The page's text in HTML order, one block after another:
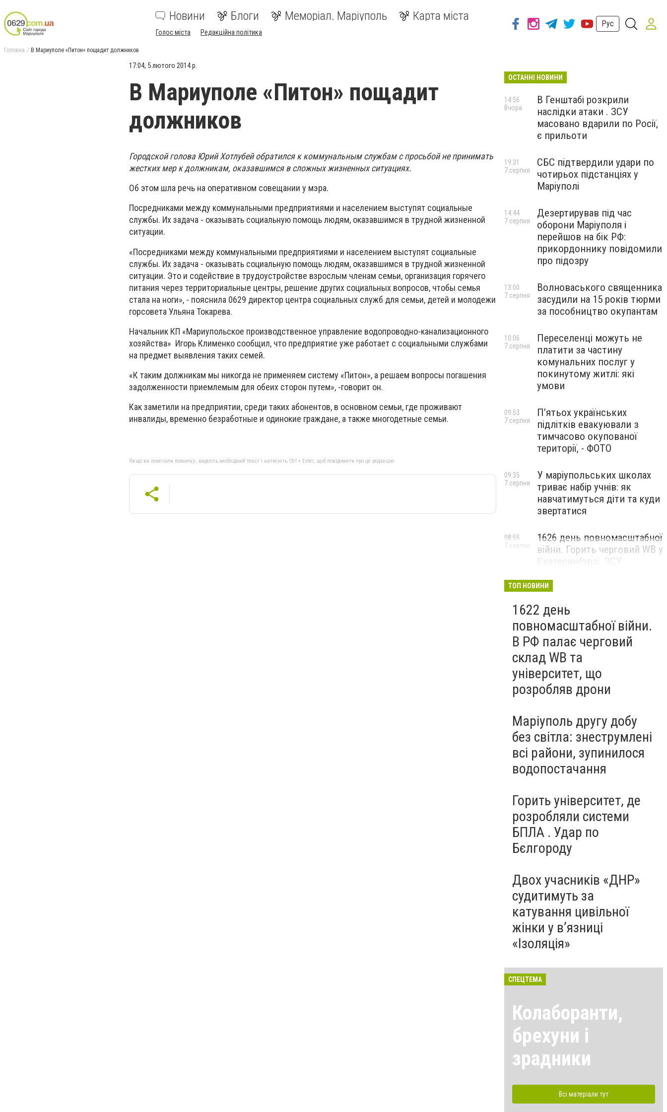
Новини Блоги Меморіал. Маріуполь Карта міста
Голос міста Редакційна політика
Рус
Головна В Мариуполе «Питон» пощадит должников
17:04, 5 лютого 2014 р.
В Мариуполе «Питон» пощадит
должников
Городской голова Юрий Хотлубей обратился к коммунальным службам с просьбой не принимать
жестких мер к должникам, оказавшимся в сложных жизненных ситуациях.
Об этом шла речь на оперативном совещании у мэра.
Посредниками между коммунальными предприятиями и населением выступят социальные
службы. Их задача - оказывать социальную помощь людям, оказавшимся в трудной жизненной
ситуации.
«Посредниками между коммунальными предприятиями и населением выступят социальные
службы. Их задача - оказывать социальную помощь людям, оказавшимся в трудной жизненной
ситуации. Это и содействие в трудоустройстве взрослым членам семьи, организация горячего
питания через территориальные центры, решение других социальных вопросов, чтобы семья
стала на ноги», - пояснила 0629 директор центра социальных служб для семьи, детей и молодежи
горсовета Ульяна Токарева.
Начальник КП «Мариупольское производственное управление водопроводно-канализационного
хозяйства» Игорь Клименко сообщил, что предприятие уже работает с социальными службами
на предмет выявления таких семей.
«К таким должникам мы никогда не применяем систему «Питон», а решаем вопросы погашения
задолженности приемлемым для обеих сторон путем», -говорит он.
Как заметили на предприятии, среди таких абонентов, в основном семьи, где проживают
инвалиды, временно безработные и одинокие граждане, а также многодетные семьи.
Якщо ви помітили помилку, виділіть необхідний текст і натисніть Ctrl + Enter, щоб повідомити про це редакцію
ОСТАННІ НОВИНИ
В Генштабі розкрили
наслідки атаки . ЗСУ
масовано вдарили по Росії,
є прильоти
14:56
Вчора
СБС підтвердили удари по
чотирьох підстанціях у
Маріуполі
19:31
7 серпня
Дезертирував під час
оборони Маріуполя і
перейшов на бік РФ:
прикордоннику повідомили
про підозру
14:44
7 серпня
Волноваського священника
засудили на 15 років тюрми
за пособництво окупантам
13:00
7 серпня
Переселенці можуть не
платити за частину
комунальних послуг у
покинутому житлі: які
умови
10:06
7 серпня
П’ятьох українських
підлітків евакуювали з
тимчасово окупованої
території, - ФОТО
09:53
7 серпня
У маріупольських школах
триває набір учнів: як
навчатимуться діти та куди
звертатися
09:35
7 серпня
1626 день повномасштабної
війни. Горить черговий WB у
Єкатеринбурзі. ЗСУ
Маріуполі
08:55
7 серпня
ТОП НОВИНИ
1622 день
повномасштабної війни.
В РФ палає черговий
склад WB та
університет, що
розробляв дрони
Маріуполь другу добу
без світла: знеструмлені
всі райони, зупинилося
водопостачання
Горить університет, де
розробляли системи
БПЛА . Удар по
Бєлгороду
Двох учасників «ДНР»
судитимуть за
катування цивільної
жінки у в’язниці
«Ізоляція»
СПЕЦТЕМА
Колаборанти,
брехуни і
зрадники
Всі матеріали тут